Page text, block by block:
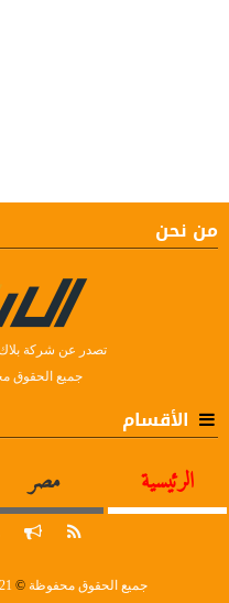
من نحن
تصدر عن شركة بلاك
جميع الحقوق
الأقسام
الرئيسية مصر
جميع الحقوق محفوظة©